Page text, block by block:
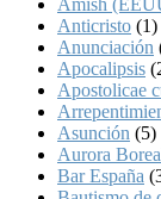
Anticristo (1)
Anunciación
Apocalipsis
Apostolicae
Asunción (5)
Aurora
Bar España